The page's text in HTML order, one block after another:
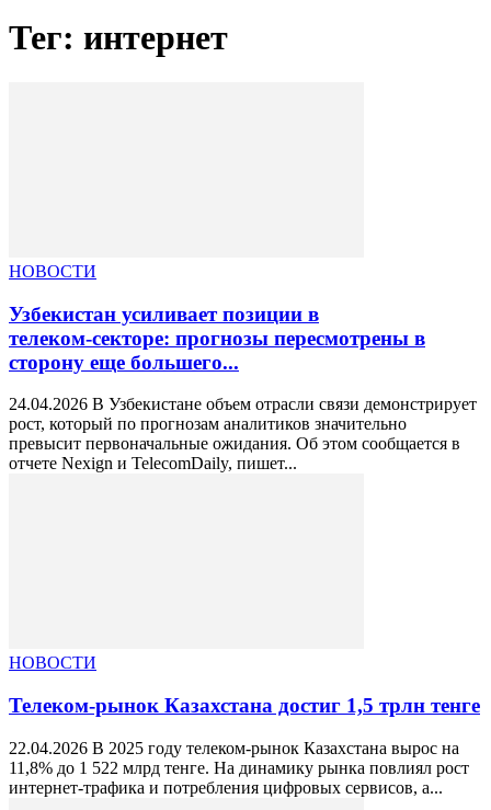
Тег: интернет
НОВОСТИ
Узбекистан усиливает позиции в
телеком‑секторе: прогнозы пересмотрены в
сторону еще большего...
24.04.2026 В Узбекистане объем отрасли связи демонстрирует
рост, который по прогнозам аналитиков значительно
превысит первоначальные ожидания. Об этом сообщается в
отчете Nexign и TelecomDaily, пишет...
НОВОСТИ
Телеком-рынок Казахстана достиг 1,5 трлн тенге
22.04.2026 В 2025 году телеком-рынок Казахстана вырос на
11,8% до 1 522 млрд тенге. На динамику рынка повлиял рост
интернет-трафика и потребления цифровых сервисов, а...